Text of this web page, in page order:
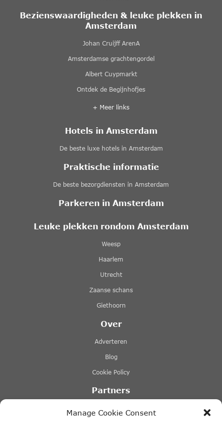
Manage Cookie Consent
Bezienswaardigheden & leuke plekken in
Amsterdam
Johan Cruijff ArenA
Amsterdamse grachtengordel
Albert Cuypmarkt
Ontdek de Begijnhofjes
+ Meer links
Hotels in Amsterdam
De beste luxe hotels in Amsterdam
Praktische informatie
De beste bezorgdiensten in Amsterdam
Parkeren in Amsterdam
Leuke plekken rondom Amsterdam
Weesp
Haarlem
Utrecht
Zaanse schans
Giethoorn
Over
Adverteren
Blog
Cookie Policy
Partners
Rederij Lovers